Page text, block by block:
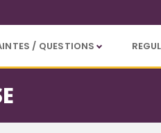
/ QUESTIONS